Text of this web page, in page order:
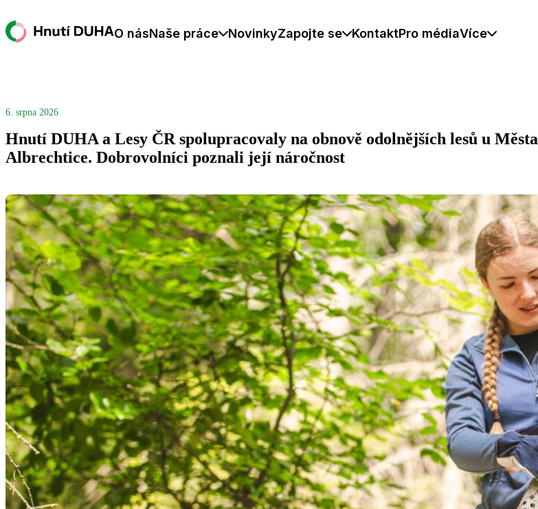
O násNaše práce NovinkyZapojte se KontaktPro médiaVíce
6. srpna 2026
Hnutí DUHA a Lesy ČR spolupracovaly na obnově odolnějších lesů u Města
Albrechtice. Dobrovolníci poznali její náročnost